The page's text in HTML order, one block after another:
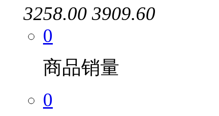
3258.00 3909.60
0
商品销量
0